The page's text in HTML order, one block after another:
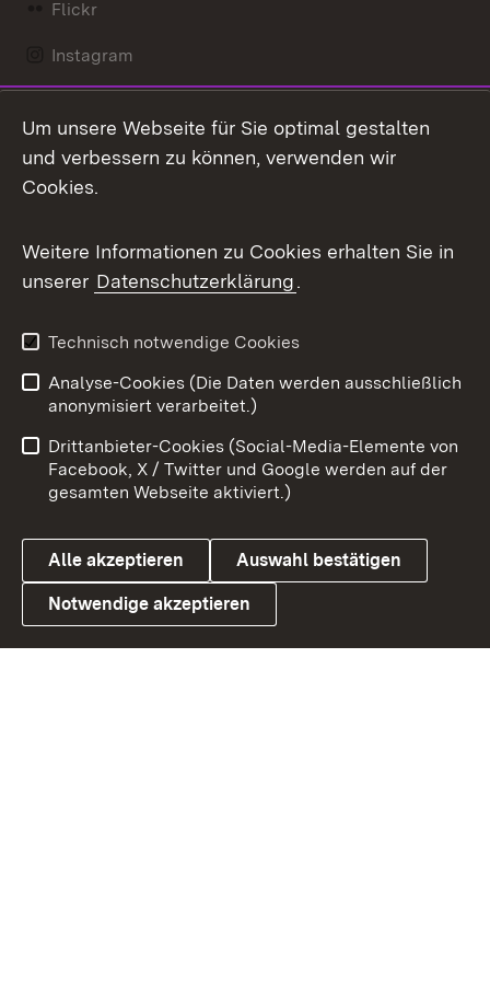
Flickr
Instagram
Mastodon
Messenger
Social Wall
X / Twitter
Youtube
Link zum Landesportal
Benutzungshinweise
Barrierefreiheit
Datenschutz
Cookies
Um unsere Webseite für Sie optimal gestalten
und verbessern zu können, verwenden wir
Cookies.
Weitere Informationen zu Cookies erhalten Sie in
unserer Datenschutzerklärung.
Technisch notwendige Cookies
Analyse-Cookies (Die Daten werden ausschließlich
anonymisiert verarbeitet.)
Drittanbieter-Cookies (Social-Media-Elemente von
Facebook, X / Twitter und Google werden auf der
gesamten Webseite aktiviert.)
Alle akzeptieren Auswahl bestätigen
Notwendige akzeptieren